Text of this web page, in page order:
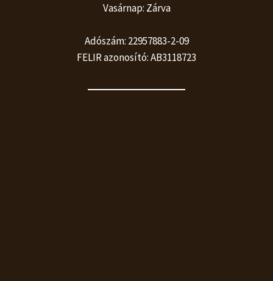
Vasárnap: Zárva
Adószám: 22957883-2-09
FELIR azonosító: AB3118723